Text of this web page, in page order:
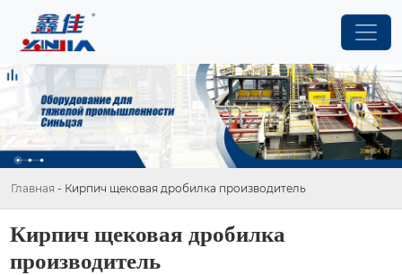
Главная - Кирпич щековая дробилка производитель
Кирпич щековая дробилка
производитель